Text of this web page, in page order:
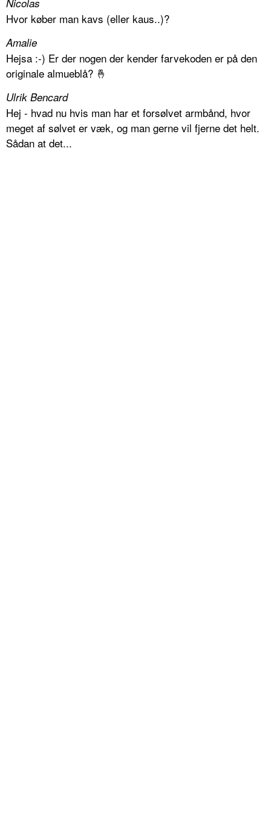
Nicolas
Hvor køber man kavs (eller kaus..)?
Amalie
Hejsa :-) Er der nogen der kender farvekoden er på den
originale almueblå? 🤞
Ulrik Bencard
Hej - hvad nu hvis man har et forsølvet armbånd, hvor
meget af sølvet er væk, og man gerne vil fjerne det helt.
Sådan at det...